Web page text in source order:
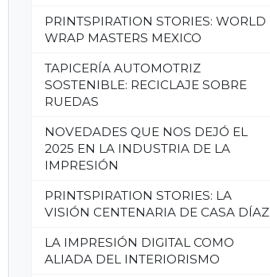
PRINTSPIRATION STORIES: WORLD
WRAP MASTERS MEXICO
TAPICERÍA AUTOMOTRIZ
SOSTENIBLE: RECICLAJE SOBRE
RUEDAS
NOVEDADES QUE NOS DEJÓ EL
2025 EN LA INDUSTRIA DE LA
IMPRESIÓN
PRINTSPIRATION STORIES: LA
VISIÓN CENTENARIA DE CASA DÍAZ
LA IMPRESIÓN DIGITAL COMO
ALIADA DEL INTERIORISMO